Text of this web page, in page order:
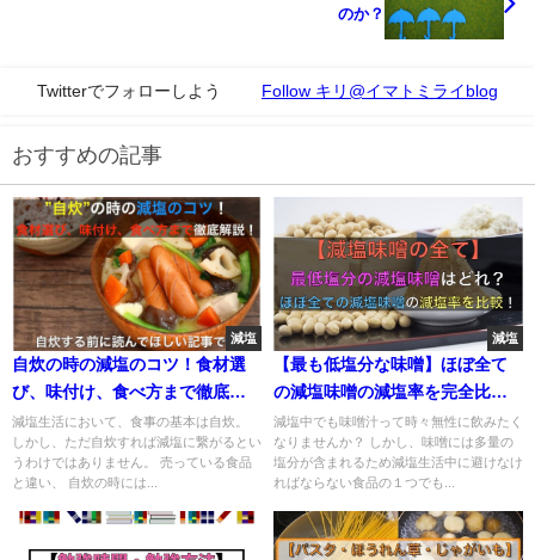
のか？
Twitterでフォローしよう Follow キリ@イマトミライblog
おすすめの記事
減塩
自炊の時の減塩のコツ！食材選
び、味付け、食べ方まで徹底解
説！
減塩生活において、食事の基本は自炊。
しかし、ただ自炊すれば減塩に繋がるとい
うわけではありません。 売っている食品
と違い、 自炊の時には...
減塩
【最も低塩分な味噌】ほぼ全て
の減塩味噌の減塩率を完全比
較！
減塩中でも味噌汁って時々無性に飲みたく
なりませんか？ しかし、味噌には多量の
塩分が含まれるため減塩生活中に避けなけ
ればならない食品の１つでも...